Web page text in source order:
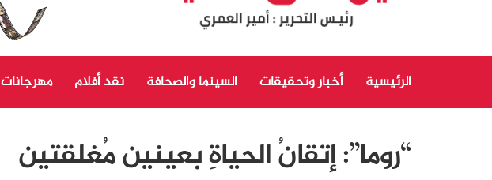
الرئيسية أخبار وتحقيقات السينما والصحافة نقد أفلام مهرجانات
“روما”: إتقانُ الحياةِ بعينين مُغلقتين